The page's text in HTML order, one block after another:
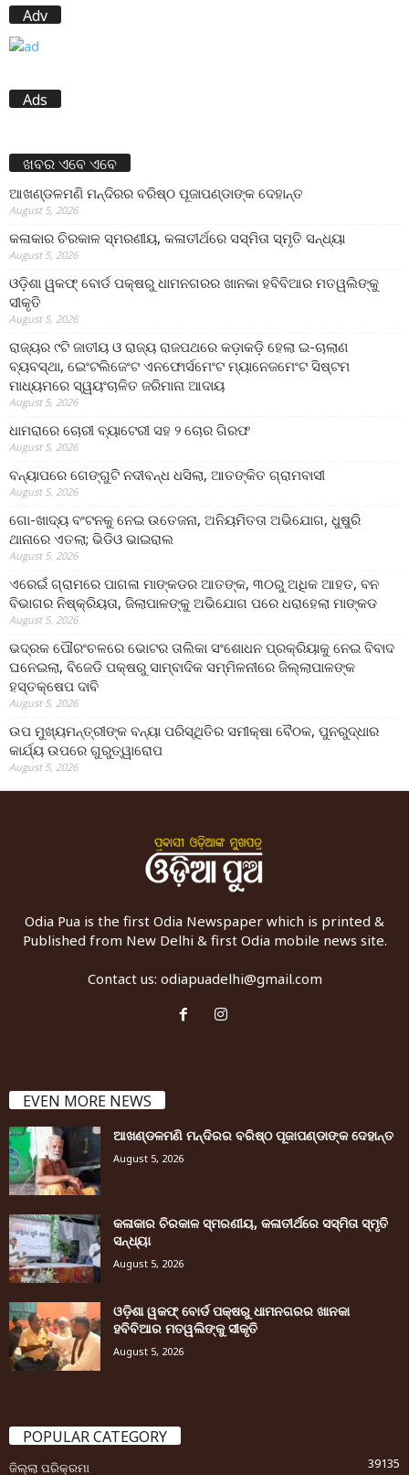
Adv
Ads
ଖବର ଏବେ ଏବେ
ଆଖଣ୍ଡଳମଣି ମନ୍ଦିରର ବରିଷ୍ଠ ପୂଜାପଣ୍ଡାଙ୍କ ଦେହାନ୍ତ
August 5, 2026
କଳାକାର ଚିରକାଳ ସ୍ମରଣୀୟ, କଳାତୀର୍ଥରେ ସସ୍ମିତା ସ୍ମୃତି ସନ୍ଧ୍ୟା
August 5, 2026
ଓଡ଼ିଶା ୱକଫ୍ ବୋର୍ଡ ପକ୍ଷରୁ ଧାମନଗରର ଖାନକା ହବିବିଆର ମତୱଲିଙ୍କୁ
ସୀକୃତି
August 5, 2026
ରାଜ୍ୟର ୯ଟି ଜାତୀୟ ଓ ରାଜ୍ୟ ରାଜପଥରେ କଡ଼ାକଡ଼ି ହେଲା ଇ-ଚାଲାଣ
ବ୍ୟବସ୍ଥା, ଇେଂଟଲିଜେଂଟ ଏନଫୋର୍ସମେଂଟ ମ୍ୟାନେଜମେଂଟ ସିଷ୍ଟମ
ମାଧ୍ୟମରେ ସ୍ୱୟଂଚାଳିତ ଜରିମାନା ଆଦାୟ
August 5, 2026
ଧାମରାରେ ଚୋରୀ ବ୍ୟାଟେରୀ ସହ ୨ ଚୋର ଗିରଫ
August 5, 2026
ବନ୍ୟାପରେ ଗେଙ୍ଗୁଟି ନଦୀବନ୍ଧ ଧସିଲା, ଆତଙ୍କିତ ଗ୍ରାମବାସୀ
August 5, 2026
ଗୋ-ଖାଦ୍ୟ ବଂଟନକୁ ନେଇ ଉତେଜନା, ଅନିୟମିତତା ଅଭିଯୋଗ, ଧୁଷୁରି
ଥାନାରେ ଏତଲା; ଭିଡିଓ ଭାଇରାଲ
August 5, 2026
ଏରେଇଁ ଗ୍ରାମରେ ପାଗଳା ମାଙ୍କଡର ଆତଙ୍କ, ୩୦ରୁ ଅଧିକ ଆହତ, ବନ
ବିଭାଗର ନିଷ୍କ୍ରିୟତା, ଜିଲାପାଳଙ୍କୁ ଅଭିଯୋଗ ପରେ ଧରାହେଲା ମାଙ୍କଡ
August 5, 2026
ଭଦ୍ରକ ପୌରଂଚଳରେ ଭୋଟର ତାଲିକା ସଂଶୋଧନ ପ୍ରକ୍ରିୟାକୁ ନେଇ ବିବାଦ
ଘନେଇଲା, ବିଜେଡି ପକ୍ଷରୁ ସାମ୍ବାଦିକ ସମ୍ମିଳନୀରେ ଜିଲ୍ଲାପାଳଙ୍କ
ହସ୍ତକ୍ଷେପ ଦାବି
August 5, 2026
ଉପ ମୁଖ୍ୟମନ୍ତ୍ରୀଙ୍କ ବନ୍ୟା ପରିସ୍ଥିତିର ସମୀକ୍ଷା ବୈଠକ, ପୁନରୁଦ୍ଧାର
କାର୍ଯ୍ୟ ଉପରେ ଗୁରୁତ୍ୱାରୋପ
August 5, 2026
Odia Pua is the first Odia Newspaper which is printed &
Published from New Delhi & first Odia mobile news site.
Contact us: odiapuadelhi@gmail.com
EVEN MORE NEWS
ଆଖଣ୍ଡଳମଣି ମନ୍ଦିରର ବରିଷ୍ଠ ପୂଜାପଣ୍ଡାଙ୍କ ଦେହାନ୍ତ
August 5, 2026
କଳାକାର ଚିରକାଳ ସ୍ମରଣୀୟ, କଳାତୀର୍ଥରେ ସସ୍ମିତା ସ୍ମୃତି
ସନ୍ଧ୍ୟା
August 5, 2026
ଓଡ଼ିଶା ୱକଫ୍ ବୋର୍ଡ ପକ୍ଷରୁ ଧାମନଗରର ଖାନକା
ହବିବିଆର ମତୱଲିଙ୍କୁ ସୀକୃତି
August 5, 2026
POPULAR CATEGORY
ଜିଲ୍ଲା ପରିକ୍ରମା 39135